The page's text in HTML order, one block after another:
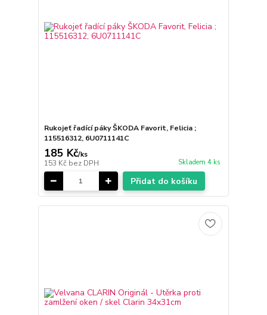
Rukojeť řadící páky ŠKODA Favorit, Felicia ;
115516312, 6U0711141C
185 Kč/ks
153 Kč bez DPH Skladem 4 ks
Přidat do košíku